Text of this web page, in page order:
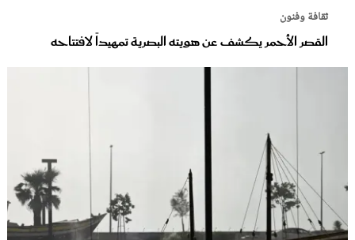
ثقافة وفنون
القصر الأحمر يكشف عن هويته البصرية تمهيداً لافتتاحه